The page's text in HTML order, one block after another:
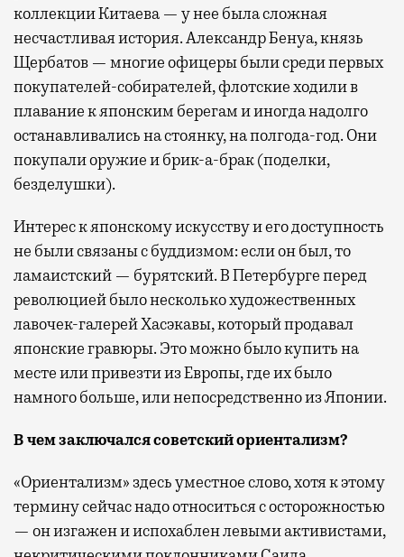
коллекции Китаева — у нее была сложная
несчастливая история. Александр Бенуа, князь
Щербатов — многие офицеры были среди первых
покупателей-собирателей, флотские ходили в
плавание к японским берегам и иногда надолго
останавливались на стоянку, на полгода-год. Они
покупали оружие и брик-а-брак (поделки,
безделушки).
Интерес к японскому искусству и его доступность
не были связаны с буддизмом: если он был, то
ламаистский — бурятский. В Петербурге перед
революцией было несколько художественных
лавочек-галерей Хасэкавы, который продавал
японские гравюры. Это можно было купить на
месте или привезти из Европы, где их было
намного больше, или непосредственно из Японии.
В чем заключался советский ориентализм?
«Ориентализм» здесь уместное слово, хотя к этому
термину сейчас надо относиться с осторожностью
— он изгажен и испохаблен левыми активистами,